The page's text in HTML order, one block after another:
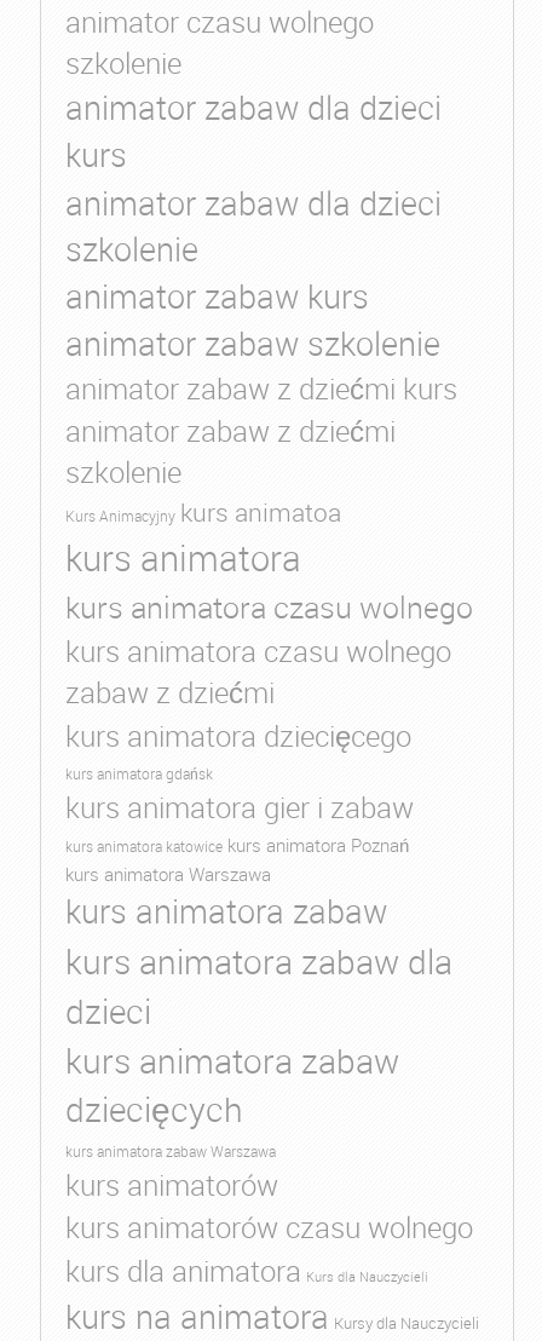
animator czasu wolnego
szkolenie
animator zabaw dla dzieci
kurs
animator zabaw dla dzieci
szkolenie
animator zabaw kurs
animator zabaw szkolenie
animator zabaw z dziećmi kurs
animator zabaw z dziećmi
szkolenie
Kurs Animacyjny kurs animatoa
kurs animatora
kurs animatora czasu wolnego
kurs animatora czasu wolnego
zabaw z dziećmi
kurs animatora dziecięcego
kurs animatora gdańsk
kurs animatora gier i zabaw
kurs animatora katowice kurs animatora Poznań
kurs animatora Warszawa
kurs animatora zabaw
kurs animatora zabaw dla
dzieci
kurs animatora zabaw
dziecięcych
kurs animatora zabaw Warszawa
kurs animatorów
kurs animatorów czasu wolnego
kurs dla animatora Kurs dla Nauczycieli
kurs na animatora Kursy dla Nauczycieli